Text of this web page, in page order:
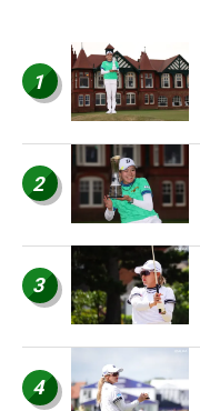
1
2
3
4